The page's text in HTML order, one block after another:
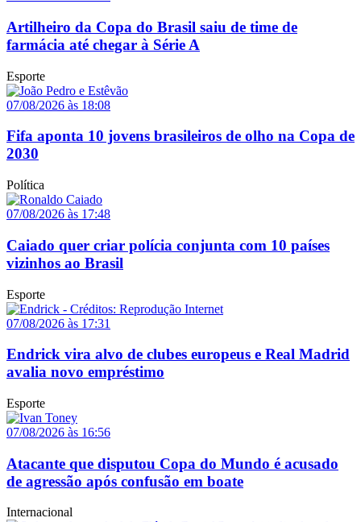
Artilheiro da Copa do Brasil saiu de time de
farmácia até chegar à Série A
Esporte
07/08/2026 às 18:08
Fifa aponta 10 jovens brasileiros de olho na Copa de
2030
Política
07/08/2026 às 17:48
Caiado quer criar polícia conjunta com 10 países
vizinhos ao Brasil
Esporte
07/08/2026 às 17:31
Endrick vira alvo de clubes europeus e Real Madrid
avalia novo empréstimo
Esporte
07/08/2026 às 16:56
Atacante que disputou Copa do Mundo é acusado
de agressão após confusão em boate
Internacional